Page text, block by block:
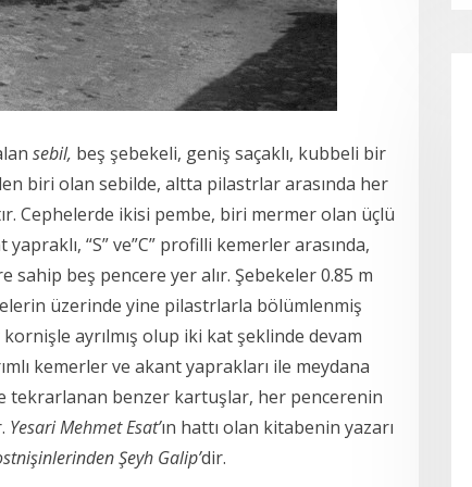
sebil, beş şebekeli, geniş saçaklı, kubbeli bir
biri olan sebilde, altta pilastrlar arasında her
Cephelerde ikisi pembe, biri mermer olan üçlü
“S” ve”C” profilli kemerler arasında,
beş pencere yer alır. Şebekeler 0.85 m
üzerinde yine pilastrlarla bölümlenmiş
ayrılmış olup iki kat şeklinde devam
kemerler ve akant yaprakları ile meydana
benzer kartuşlar, her pencerenin
Yesari Mehmet Esat’ın hattı olan kitabenin yazarı
Şeyh Galip’dir.